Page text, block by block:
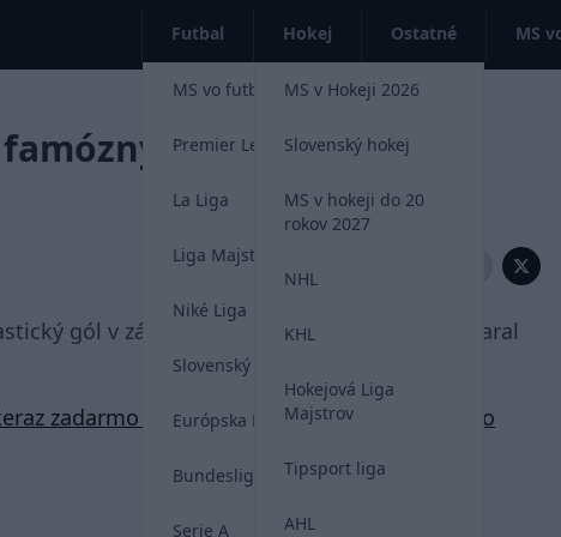
Futbal
MS vo futbale 2026
Premier League
La Liga
Liga Majstrov
Niké Liga
Slovenský futbal
Európska Liga
Bundesliga
Serie A
Hokej
MS v Hokeji 2026
Slovenský hokej
MS v hokeji do 20
rokov 2027
NHL
KHL
Hokejová Liga
Majstrov
Tipsport liga
AHL
Ostatné MS
gól proti Bologni
Zdieľať:
gól v zápase Juventusu s Bolognou. Postaral
zadarmo sledovať aj cez váš smartfón alebo